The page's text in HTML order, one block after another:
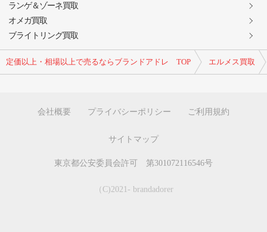
定価以上・相場以上で売るならブランドアドレ TOP エルメス買取
ランゲ＆ゾーネ買取
オメガ買取
ブライトリング買取
会社概要 プライバシーポリシー ご利用規約
サイトマップ
東京都公安委員会許可 第301072116546号
（C)2021- brandadorer